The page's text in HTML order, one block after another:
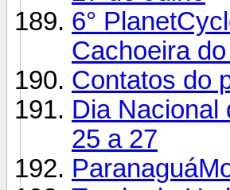
6°
Cachoeira do
Contatos do
Dia Nacional
25 a 27